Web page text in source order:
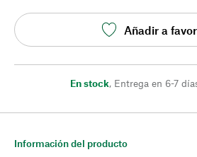
Añadir a
En stock, Entrega en 6-7
Información del producto